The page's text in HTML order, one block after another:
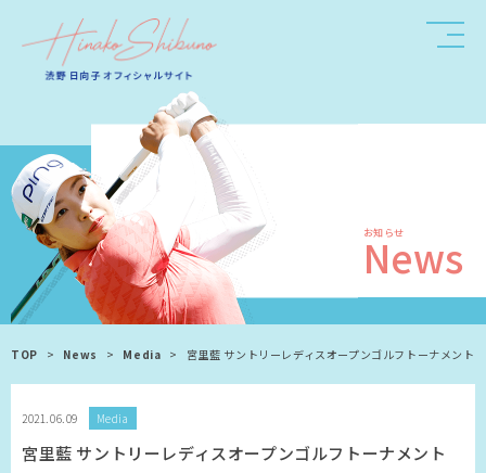
お知らせ
News
TOP > News > Media > 宮里藍 サントリーレディスオープンゴルフトーナメント
2021.06.09 Media
宮里藍 サントリーレディスオープンゴルフトーナメント